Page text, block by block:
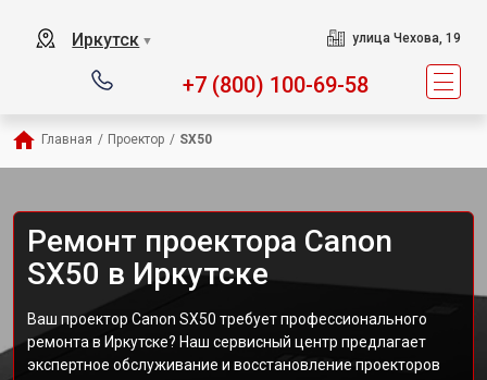
Иркутск ▼ улица Чехова, 19
+7 (800) 100-69-58
Главная / Проектор / SX50
Ремонт проектора Canon
SX50 в Иркутске
Ваш проектор Canon SX50 требует профессионального
ремонта в Иркутске? Наш сервисный центр предлагает
экспертное обслуживание и восстановление проекторов